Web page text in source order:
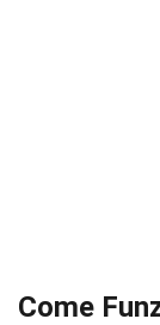
Come